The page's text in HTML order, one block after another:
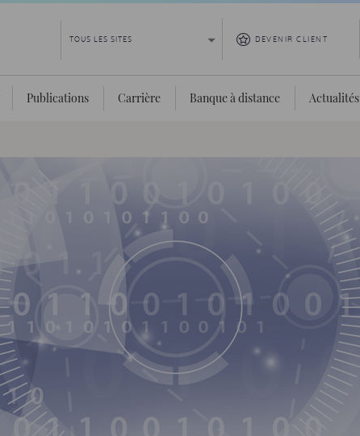
DEVENIR CLIENT
Publications Carrière Banque à distance Actualités